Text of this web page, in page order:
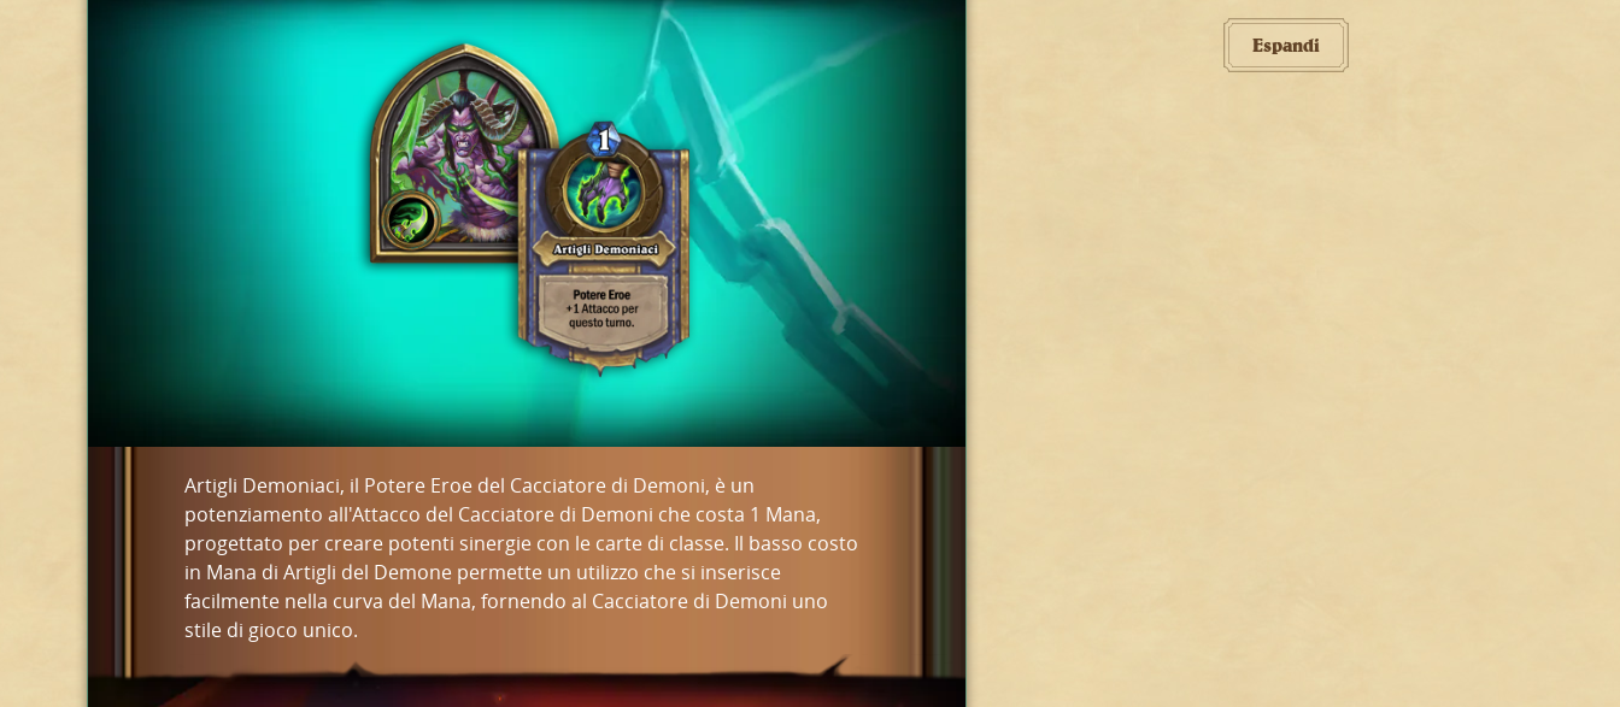
Artigli Demoniaci, il Potere Eroe del Cacciatore di Demoni, è un
potenziamento all'Attacco del Cacciatore di Demoni che costa 1 Mana,
progettato per creare potenti sinergie con le carte di classe. Il basso costo
in Mana di Artigli del Demone permette un utilizzo che si inserisce
facilmente nella curva del Mana, fornendo al Cacciatore di Demoni uno
stile di gioco unico.
Espandi